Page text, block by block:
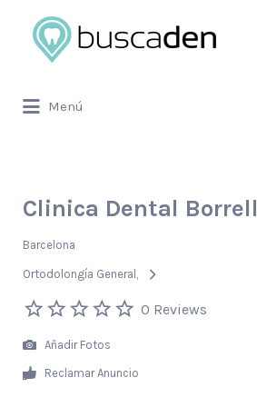
Buscar
por:
Menú
por:
Clinica Dental Borrell
Barcelona
Ortodolongía General
0 Reviews
Añadir Fotos
Reclamar Anuncio